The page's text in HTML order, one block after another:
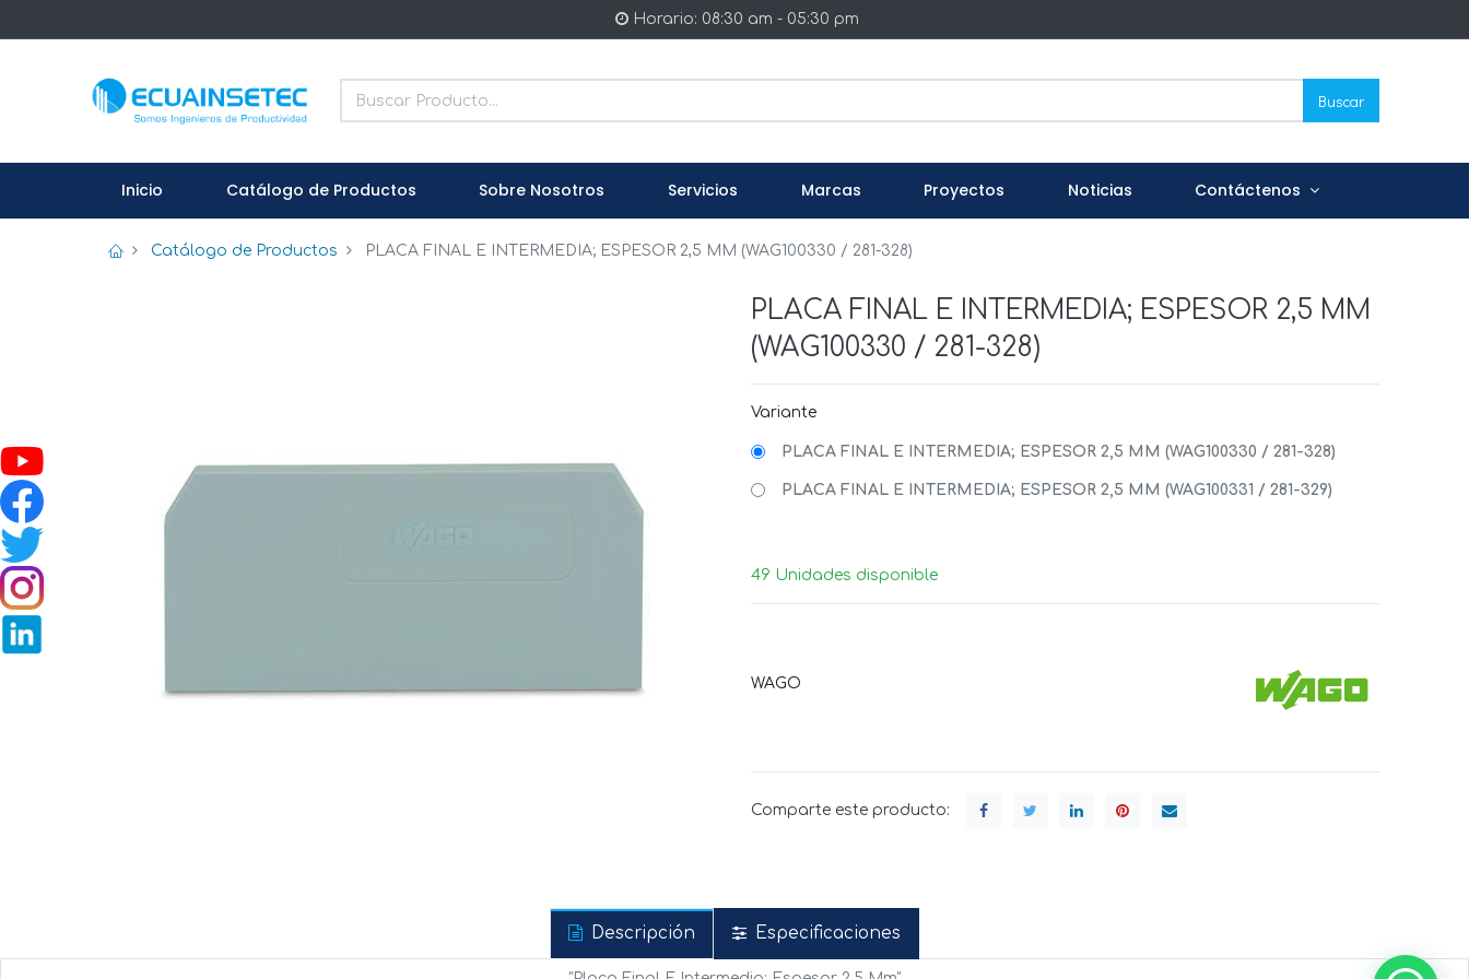
Horario: 08:30 am - 05:30 pm
Buscar
Inicio Catálogo de Productos Sobre Nosotros Servicios Marcas Proyectos Noticias Contáctenos
Catálogo de Productos PLACA FINAL E INTERMEDIA; ESPESOR 2,5 MM (WAG100330 / 281-328)
PLACA FINAL E INTERMEDIA; ESPESOR 2,5 MM
(WAG100330 / 281-328)
Variante
PLACA FINAL E INTERMEDIA; ESPESOR 2,5 MM (WAG100330 / 281-328)
PLACA FINAL E INTERMEDIA; ESPESOR 2,5 MM (WAG100331 / 281-329)
49 Unidades disponible
WAGO
Comparte este producto:
Descripción Especificaciones